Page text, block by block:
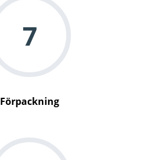
7
Förpackning